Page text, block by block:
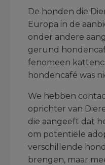
De honden die
Europa in de
onder andere
gerund
fenomeen
hondencafé was
We hebben
oprichter van
die aangeeft dat
om potentiële
verschillende
brengen, maar